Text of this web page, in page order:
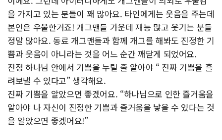
을 가지고 있는 분들이 꽤 많아요. 타인에게는 웃음을 주는데
본인은 우울한거죠! 개그맨들 가운데 재능 많고 웃기는 분들
정말 많아요. 동료 개그맨들과 함께 개그를 해봐도 진정한 기
쁨과 웃음이 아니라는 것을 어느 순간 깨닫게 되었어요.
진정 하나님 안에서 기쁨을 누릴 줄 알아야 “ 진짜 기쁨을 흘
려보낼 수 있다고” 생각해요.
진짜 기쁨을 알았으면 좋겠어요. “하나님으로 인한 즐거움을
알아야 나 자신이 진정한 기쁨과 즐거움을 낳을 수 있다는 것
을 알았으면 좋겠어요!”